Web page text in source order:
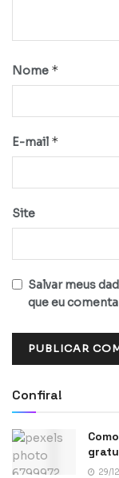
Nome *
E-mail *
Site
Salvar meus
que eu
Confira!
29/